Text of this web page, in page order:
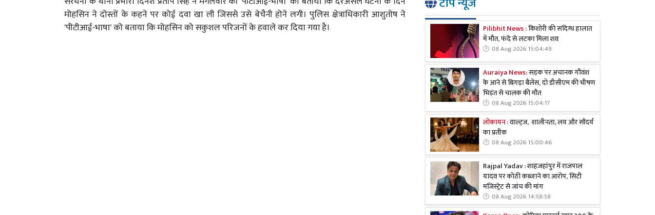
मोहसिन ने दोस्तों के कहने पर कोई दवा खा ली जिससे उसे बेचैनी होने लगी। पुलिस क्षेत्राधिकारी आशुतोष ने
'पीटीआई-भाषा' को बताया कि मोहसिन को सकुशल परिजनों के हवाले कर दिया गया है।
Pilibhit News :किशोरी की संदिग्ध हालात
में मौत, फंदे से लटका मिला शव
08 Aug 2026 15:04:49
Auraiya News:सड़क पर अचानक गौवंश
के आने से बिगड़ा बैलेंस, दो डीसीएम की भीषण
भिड़ंत से चालक की मौत
08 Aug 2026 15:04:17
लोकायन :वाल्ट्ज, शालीनता, लय और सौंदर्य
का प्रतीक
08 Aug 2026 15:00:46
Rajpal Yadav : शाहजहांपुर में राजपाल
यादव पर कोठी कब्जाने का आरोप, सिटी
मजिस्ट्रेट से जांच की मांग
08 Aug 2026 14:58:58